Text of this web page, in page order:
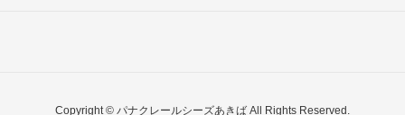
Copyright © パナクレールシーズあきば All Rights Reserved.